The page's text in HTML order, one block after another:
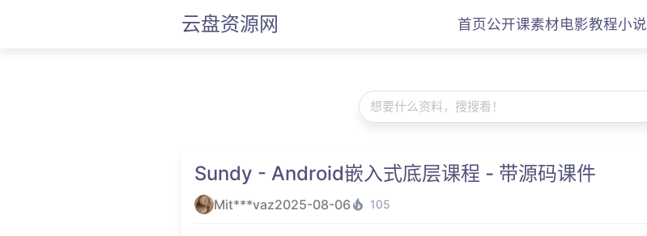
云盘资源网 首页公开课素材电影教程小说
想要什么资料，搜搜看！
Sundy - Android嵌入式底层课程 - 带源码课件
Mit***vaz2025-08-06 105